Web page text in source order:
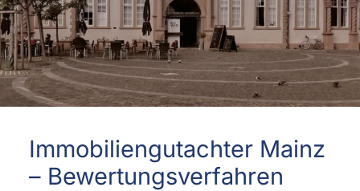
Immobiliengutachter Mainz
– Bewertungsverfahren